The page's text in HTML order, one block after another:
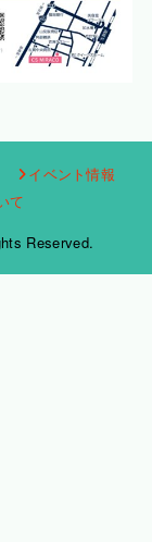
イベント情報
て
Reserved.